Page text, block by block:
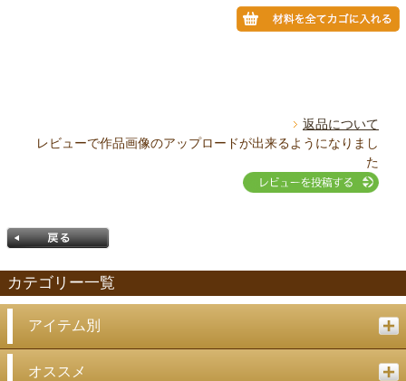
返品について
レビューで作品画像のアップロードが出来るようになりまし
た
カテゴリー一覧
アイテム別
オススメ